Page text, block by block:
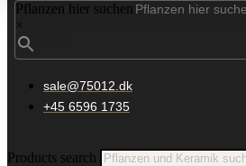
Pflanzen hier suchen
×
sale@75012.dk
+45 6596 1735
Products search